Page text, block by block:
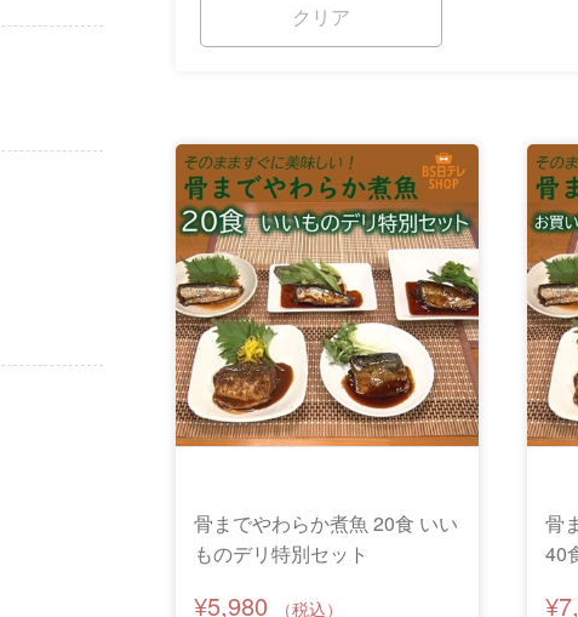
クリア
骨までやわらか煮魚 20食 いい
ものデリ特別セット
¥5,980
骨
40